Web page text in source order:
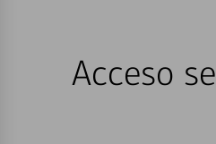
Acceso